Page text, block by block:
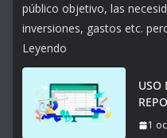
público objetivo, las
inversiones, gastos etc.
Leyendo
USO
1